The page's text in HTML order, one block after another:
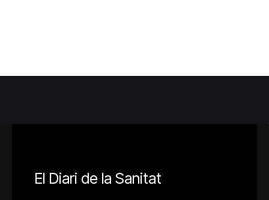
El Diari de la Sanitat